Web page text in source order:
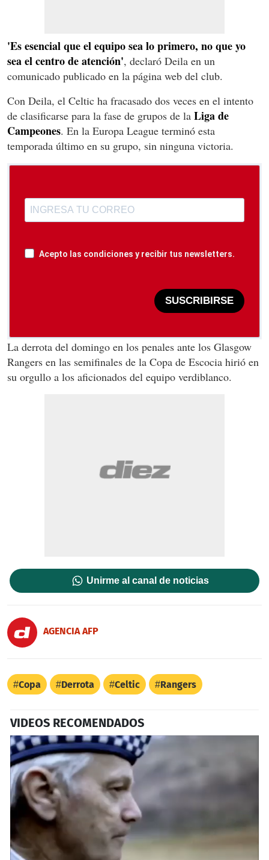
'Es esencial que el equipo sea lo primero, no que yo
sea el centro de atención', declaró Deila en un
comunicado publicado en la página web del club.
Con Deila, el Celtic ha fracasado dos veces en el intento
de clasificarse para la fase de grupos de la Liga de
Campeones. En la Europa League terminó esta
temporada último en su grupo, sin ninguna victoria.
Acepto las condiciones y recibir tus newsletters.
SUSCRIBIRSE
La derrota del domingo en los penales ante los Glasgow
Rangers en las semifinales de la Copa de Escocia hirió en
su orgullo a los aficionados del equipo verdiblanco.
Unirme al canal de noticias
AGENCIA AFP
Copa Derrota Celtic Rangers
VIDEOS RECOMENDADOS